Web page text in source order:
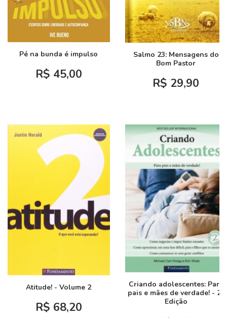
Pé na bunda é impulso
R$ 45,00
Salmo 23: Mensagens do
Bom Pastor
R$ 29,90
Atitude! - Volume 2
R$ 68,20
Criando adolescentes: Para
pais e mães de verdade! - 2ª
Edição